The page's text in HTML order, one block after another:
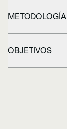
METODOLOGÍA
OBJETIVOS